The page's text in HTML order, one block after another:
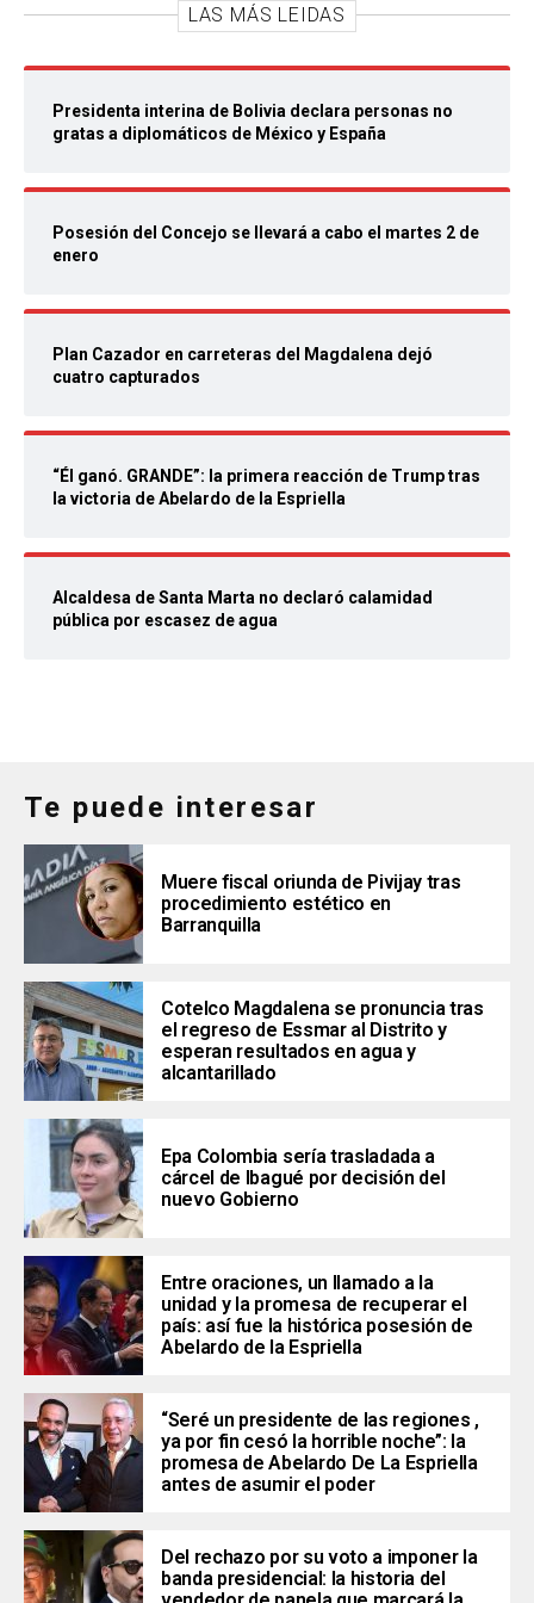
LAS MÁS LEIDAS
Presidenta interina de Bolivia declara personas no
gratas a diplomáticos de México y España
Posesión del Concejo se llevará a cabo el martes 2 de
enero
Plan Cazador en carreteras del Magdalena dejó
cuatro capturados
“Él ganó. GRANDE”: la primera reacción de Trump tras
la victoria de Abelardo de la Espriella
Alcaldesa de Santa Marta no declaró calamidad
pública por escasez de agua
Te puede interesar
Muere fiscal oriunda de Pivijay tras
procedimiento estético en
Barranquilla
Cotelco Magdalena se pronuncia tras
el regreso de Essmar al Distrito y
esperan resultados en agua y
alcantarillado
Epa Colombia sería trasladada a
cárcel de Ibagué por decisión del
nuevo Gobierno
Entre oraciones, un llamado a la
unidad y la promesa de recuperar el
país: así fue la histórica posesión de
Abelardo de la Espriella
“Seré un presidente de las regiones ,
ya por fin cesó la horrible noche”: la
promesa de Abelardo De La Espriella
antes de asumir el poder
Del rechazo por su voto a imponer la
banda presidencial: la historia del